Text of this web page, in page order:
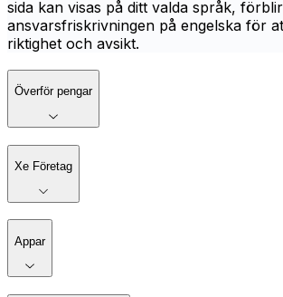
sida kan visas på ditt valda språk,
ansvarsfriskrivningen på engelska för
riktighet och avsikt.
Överför pengar
Xe Företag
Appar